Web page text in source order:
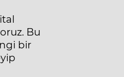
Bu
bir